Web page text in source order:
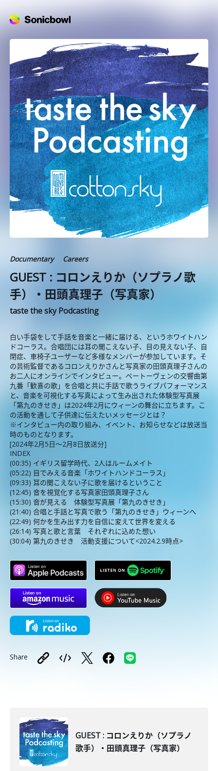
Documentary Careers
GUEST : コロンえりか（ソプラノ歌
手）・田頭真理子（写真家）
taste the sky Podcasting
白い手袋をして手話を音楽と一緒に届ける、というホワイトハン
ドコーラス。合唱団には耳の聞こえない子、目の見えない子、自
閉症、車椅子ユーザーなど多様なメンバーが参加しています。そ
の芸術監督であるコロンえりかさんと写真家の田頭真理子さんの
お二人にオンラインでインタビュー。ベートーヴェンの交響曲第
九番「歓喜の歌」を合唱と共に手話で歌うライブパフォーマンス
と、音楽を可視化する写真によって生み出された体験型写真展
「第九のきせき」は2024年2月にウィーンの舞台に立ちます。こ
の活動を通して子供達に伝えたいメッセージとは？
※インタビュー内の取り組み、イベント、お知らせなどは放送当
時のものとなります。
[2024年2月5日〜2月8日放送分]
INDEX
(00:35) イギリス留学時代、2人はルームメイト
(05:22) 目でみえる音楽「ホワイトハンドコーラス」
(09:33) 耳の聞こえない子に歌を届けるということ
(12:45) 音を視覚化する写真家田頭真理子さん
(15:30) 音が見える 体験型写真展「第九のきせき」
(21:40) 合唱と手話と写真で歌う「第九のきせき」ウィーンへ
(22:49) 何かを生み出す力を自信に変えて世界を変える
(26:14) 写真と歌と言葉 それぞれに込めた想い
(30:04) 第九のきせき 活動支援について<2024.2.9時点>
Share
GUEST : コロンえりか（ソプラノ
歌手）・田頭真理子（写真家）